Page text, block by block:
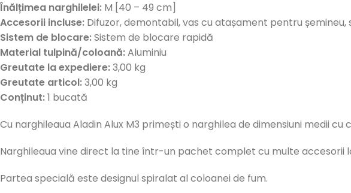
Înălțimea narghilelei: M [40 – 49 cm]
Accesorii incluse: Difuzor, demontabil, vas cu atașament pentru
Sistem de blocare:Sistem de blocare rapidă
Material tulpină/coloană:Aluminiu
Greutate la expediere:3,00 kg
Greutate articol:3,00 kg
Conținut:1 bucată
Cu narghileaua Aladin Alux M3 primești o narghilea de dimensiuni medii cu
Narghileaua vine direct la tine într-un pachet complet cu multe accesorii
Partea specială este designul spiralat al coloanei de fum.